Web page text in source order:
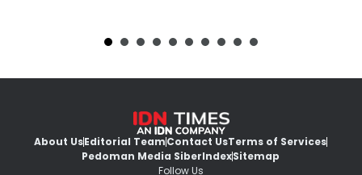
About UsEditorial TeamContact UsTerms of Services
Pedoman Media SiberIndexSitemap
Follow Us